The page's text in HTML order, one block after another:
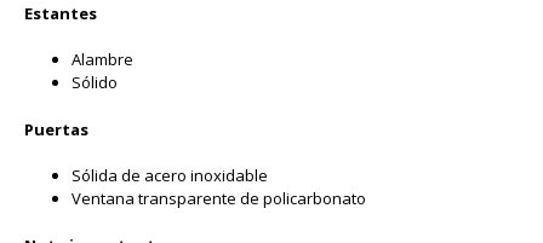
Estantes
Alambre
Sólido
Puertas
Sólida de acero inoxidable
Ventana transparente de policarbonato